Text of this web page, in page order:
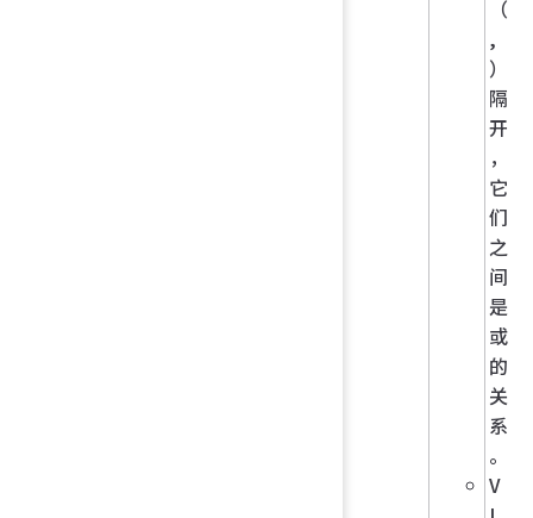
（
,
）
隔
开
，
它
们
之
间
是
或
的
关
系
。
V